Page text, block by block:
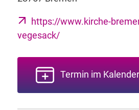
https://www.kirche-
vegesack/
Termin im